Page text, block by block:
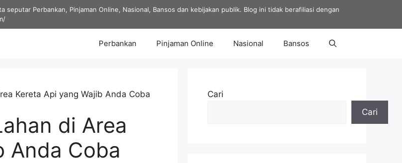
seputar Perbankan, Pinjaman Online, Nasional, Bansos dan kebijakan publik. Blog ini tidak berafiliasi dengan
Perbankan Pinjaman Online Nasional Bansos
Kereta Api yang Wajib Anda Coba
di Area
Anda Coba
Cari
Cari